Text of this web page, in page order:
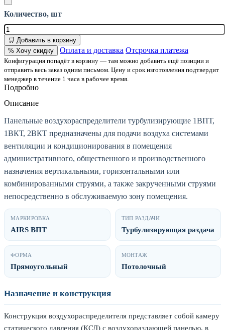
Количество, шт
🛒 Добавить в корзину
% Хочу скидку
Оплата и доставка Отсрочка платежа
Конфигурация попадёт в корзину — там можно добавить ещё позиции и
отправить весь заказ одним письмом. Цену и срок изготовления подтвердит
менеджер в течение 1 часа в рабочее время.
Подробно
Описание
Панельные воздухораспределители турбулизирующие 1ВПТ,
1ВКТ, 2ВКТ предназначены для подачи воздуха системами
вентиляции и кондиционирования в помещения
административного, общественного и производственного
назначения вертикальными, горизонтальными или
комбинированными струями, а также закрученными струями
непосредственно в обслуживаемую зону помещения.
МАРКИРОВКА
AIRS ВПТ
ТИП РАЗДАЧИ
Турбулизирующая раздача
ФОРМА
Прямоугольный
МОНТАЖ
Потолочный
Назначение и конструкция
Конструкция воздухораспределителя представляет собой камеру
статического давления (КСД) с воздухораздающей панелью, в